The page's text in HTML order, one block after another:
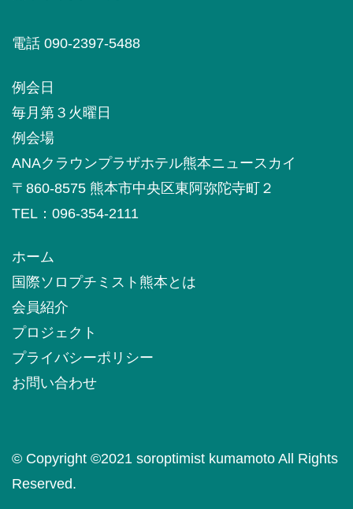
電話 090-2397-5488
例会日
毎月第３火曜日
例会場
ANAクラウンプラザホテル熊本ニュースカイ
〒860-8575 熊本市中央区東阿弥陀寺町２
TEL：096-354-2111
ホーム
国際ソロプチミスト熊本とは
会員紹介
プロジェクト
プライバシーポリシー
お問い合わせ
© Copyright ©️2021 soroptimist kumamoto All Rights
Reserved.